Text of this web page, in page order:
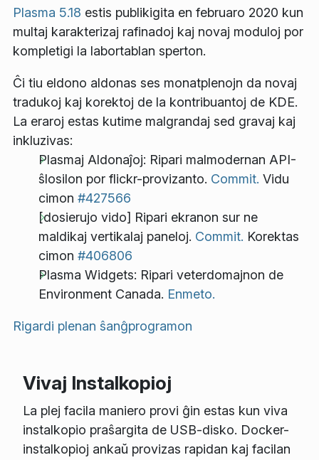
Plasma 5.18 estis publikigita en februaro 2020 kun
multaj karakterizaj rafinadoj kaj novaj moduloj por
kompletigi la labortablan sperton.
Ĉi tiu eldono aldonas ses monatplenojn da novaj
tradukoj kaj korektoj de la kontribuantoj de KDE.
La eraroj estas kutime malgrandaj sed gravaj kaj
inkluzivas:
Plasmaj Aldonaĵoj: Ripari malmodernan API-
ŝlosilon por flickr-provizanto. Commit. Vidu
cimon #427566
[dosierujo vido] Ripari ekranon sur ne
maldikaj vertikalaj paneloj. Commit. Korektas
cimon #406806
Plasma Widgets: Ripari veterdomajnon de
Environment Canada. Enmeto.
Rigardi plenan ŝanĝprogramon
Vivaj Instalkopioj
La plej facila maniero provi ĝin estas kun viva
instalkopio praŝargita de USB-disko. Docker-
instalkopioj ankaŭ provizas rapidan kaj facilan